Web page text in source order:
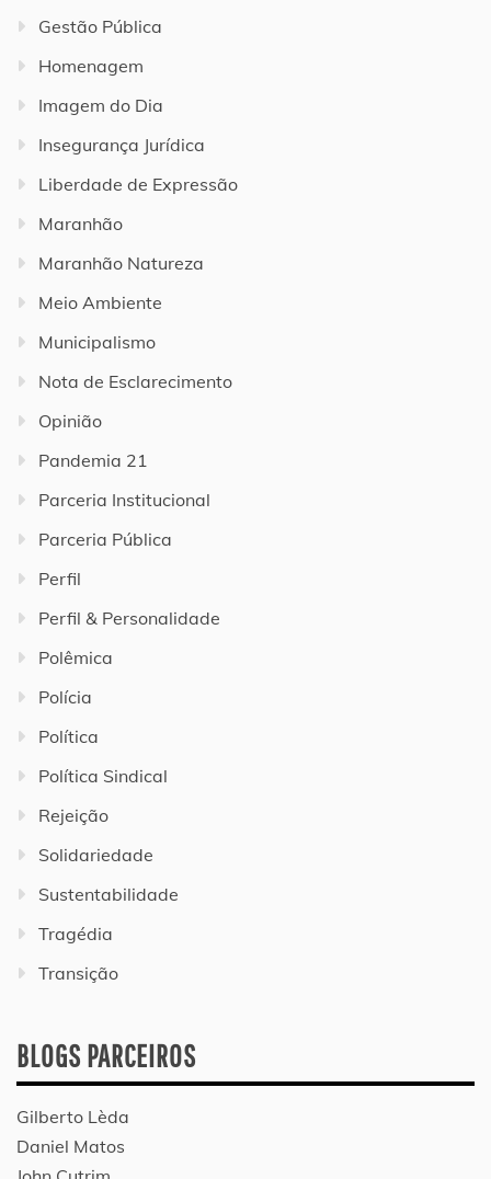
Gestão Pública
Homenagem
Imagem do Dia
Insegurança Jurídica
Liberdade de Expressão
Maranhão
Maranhão Natureza
Meio Ambiente
Municipalismo
Nota de Esclarecimento
Opinião
Pandemia 21
Parceria Institucional
Parceria Pública
Perfil
Perfil & Personalidade
Polêmica
Polícia
Política
Política Sindical
Rejeição
Solidariedade
Sustentabilidade
Tragédia
Transição
BLOGS PARCEIROS
Gilberto Lèda
Daniel Matos